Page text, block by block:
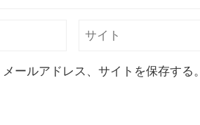
ールアドレス、サイトを保存する。